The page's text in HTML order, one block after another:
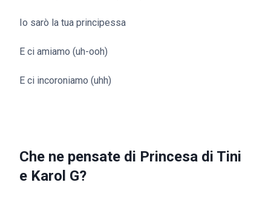
Io sarò la tua principessa
E ci amiamo (uh-ooh)
E ci incoroniamo (uhh)
Che ne pensate di Princesa di Tini
e Karol G?